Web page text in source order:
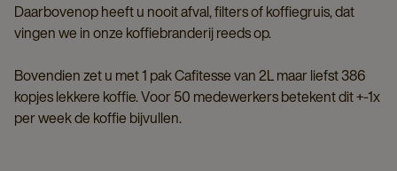
Daarbovenop heeft u nooit afval, filters of koffiegruis, dat
vingen we in onze koffiebranderij reeds op.
Bovendien zet u met 1 pak Cafitesse van 2L maar liefst 386
kopjes lekkere koffie. Voor 50 medewerkers betekent dit +-1x
per week de koffie bijvullen.